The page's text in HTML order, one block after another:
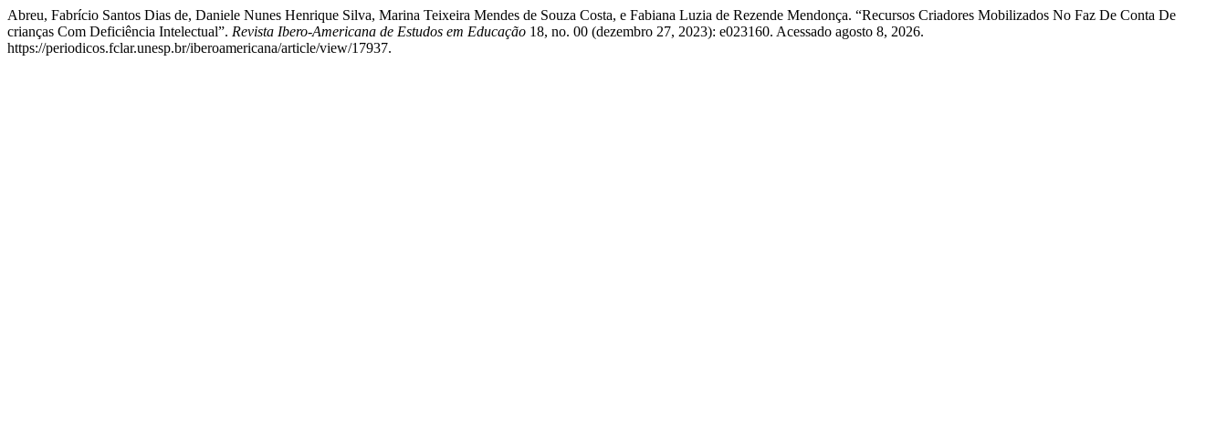
Abreu, Fabrício Santos Dias de, Daniele Nunes Henrique Silva, Marina Teixeira Mendes de Souza Costa, e Fabiana Luzia de Rezende Mendonça. “Recursos Criadores Mobilizados No Faz De Conta De
crianças Com Deficiência Intelectual”. Revista Ibero-Americana de Estudos em Educação 18, no. 00 (dezembro 27, 2023): e023160. Acessado agosto 8, 2026.
https://periodicos.fclar.unesp.br/iberoamericana/article/view/17937.